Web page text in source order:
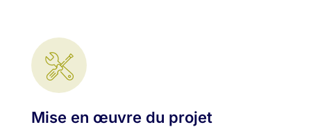
Mise en œuvre du projet